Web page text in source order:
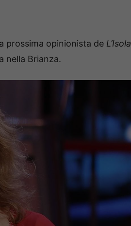
prossima opinionista de L’Isola
nella Brianza.